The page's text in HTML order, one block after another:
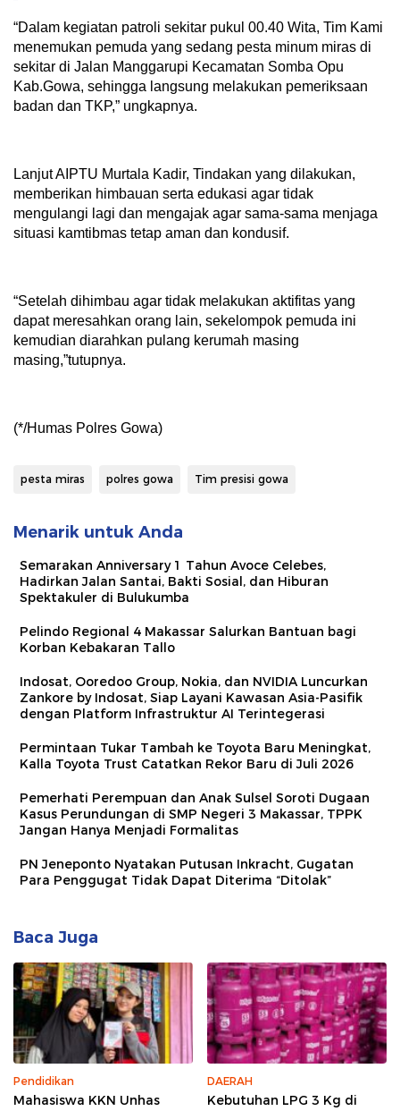
“Dalam kegiatan patroli sekitar pukul 00.40 Wita, Tim Kami
menemukan pemuda yang sedang pesta minum miras di
sekitar di Jalan Manggarupi Kecamatan Somba Opu
Kab.Gowa, sehingga langsung melakukan pemeriksaan
badan dan TKP,” ungkapnya.
Lanjut AIPTU Murtala Kadir, Tindakan yang dilakukan,
memberikan himbauan serta edukasi agar tidak
mengulangi lagi dan mengajak agar sama-sama menjaga
situasi kamtibmas tetap aman dan kondusif.
“Setelah dihimbau agar tidak melakukan aktifitas yang
dapat meresahkan orang lain, sekelompok pemuda ini
kemudian diarahkan pulang kerumah masing
masing,”tutupnya.
(*/Humas Polres Gowa)
pesta miras polres gowa Tim presisi gowa
Menarik untuk Anda
Semarakan Anniversary 1 Tahun Avoce Celebes,
Hadirkan Jalan Santai, Bakti Sosial, dan Hiburan
Spektakuler di Bulukumba
Pelindo Regional 4 Makassar Salurkan Bantuan bagi
Korban Kebakaran Tallo
Indosat, Ooredoo Group, Nokia, dan NVIDIA Luncurkan
Zankore by Indosat, Siap Layani Kawasan Asia-Pasifik
dengan Platform Infrastruktur AI Terintegerasi
Permintaan Tukar Tambah ke Toyota Baru Meningkat,
Kalla Toyota Trust Catatkan Rekor Baru di Juli 2026
Pemerhati Perempuan dan Anak Sulsel Soroti Dugaan
Kasus Perundungan di SMP Negeri 3 Makassar, TPPK
Jangan Hanya Menjadi Formalitas
PN Jeneponto Nyatakan Putusan Inkracht, Gugatan
Para Penggugat Tidak Dapat Diterima “Ditolak”
Baca Juga
Pendidikan
Mahasiswa KKN Unhas
DAERAH
Kebutuhan LPG 3 Kg di